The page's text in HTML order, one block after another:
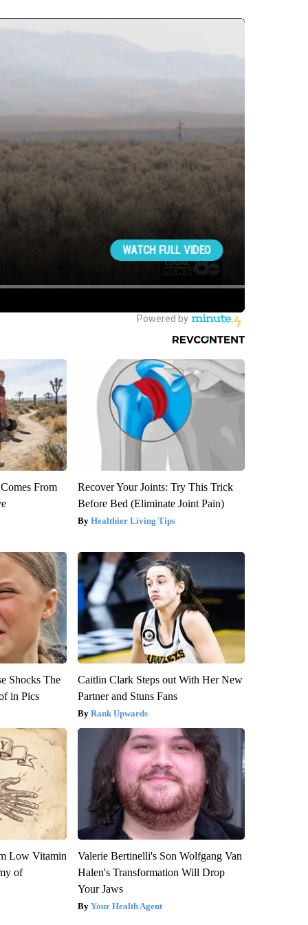
From
Recover Your Joints: Try This Trick
Before Bed (Eliminate Joint Pain)
Healthier Living Tips
Shocks The
in Pics
Caitlin Clark Steps out With Her New
Partner and Stuns Fans
Rank Upwards
Low Vitamin
of
Valerie Bertinelli's Son Wolfgang Van
Halen's Transformation Will Drop
Your Jaws
Your Health Agent